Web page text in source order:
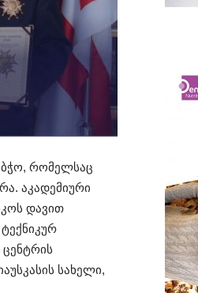
რომელსაც
აკადემიური
დავით
სახელი,